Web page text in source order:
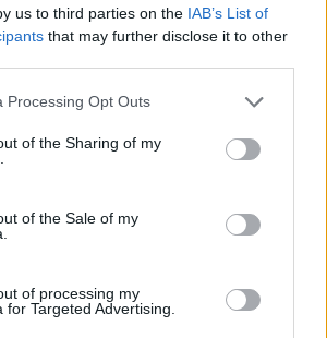
us to third parties on the IAB’s List of
that may further disclose it to other
website/app uses one or more Google
or usage behaviour. You may click to
to Google and its third-party tags to
specified purposes in below Google
Processing Opt Outs
of the Sharing of my
of the Sale of my
of processing my
for Targeted Advertising.
Nevadában a 2012-ben
legalizációs modellt vették
kortól válik engedélyezetté 28
emellett lehetővé teszi, hogy a
más állambeliek is
államokkal a 21 évnél idősebb
majd otthonukban, amit
le. Közterületen